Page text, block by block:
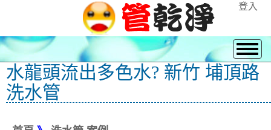
登入
水龍頭流出多色水? 新竹 埔頂路
洗水管